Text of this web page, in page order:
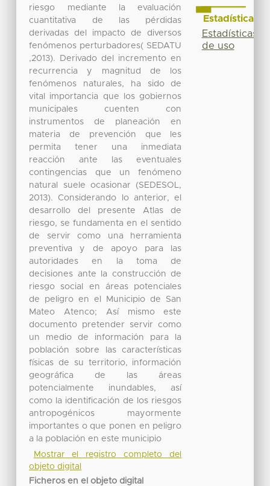
riesgo mediante la evaluación
cuantitativa de las pérdidas
derivadas del impacto de diversos
fenómenos perturbadores( SEDATU
,2013). Derivado del incremento en
recurrencia y magnitud de los
fenómenos naturales, ha sido de
vital importancia que los gobiernos
municipales cuenten con
instrumentos de planeación en
materia de prevención que les
permita tener una inmediata
reacción ante las eventuales
contingencias que un fenómeno
natural suele ocasionar (SEDESOL,
2013). Considerando lo anterior, el
desarrollo del presente Atlas de
riesgo, se fundamenta en el sentido
de servir como una herramienta
preventiva y de apoyo para las
autoridades en la toma de
decisiones ante la construcción de
riesgo social en áreas potenciales
de peligro en el Municipio de San
Mateo Atenco; Así mismo este
documento pretender servir como
un medio de información para la
población sobre las características
físicas de su territorio, información
geográfica de las áreas
potencialmente inundables, así
como la identificación de los riesgos
antropogénicos mayormente
importantes o que ponen en peligro
a la población en este municipio
Mostrar el registro completo del
objeto digital
Ficheros en el objeto digital
Estadísticas
Estadísticas
de uso